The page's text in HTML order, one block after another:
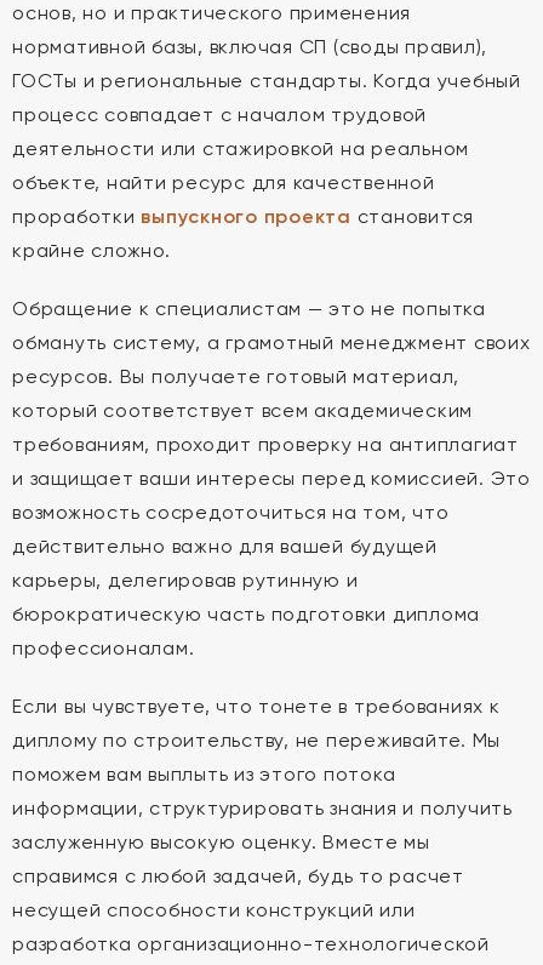
основ, но и практического применения
нормативной базы, включая СП (своды правил),
ГОСТы и региональные стандарты. Когда учебный
процесс совпадает с началом трудовой
деятельности или стажировкой на реальном
объекте, найти ресурс для качественной
проработки выпускного проекта становится
крайне сложно.
Обращение к специалистам — это не попытка
обмануть систему, а грамотный менеджмент своих
ресурсов. Вы получаете готовый материал,
который соответствует всем академическим
требованиям, проходит проверку на антиплагиат
и защищает ваши интересы перед комиссией. Это
возможность сосредоточиться на том, что
действительно важно для вашей будущей
карьеры, делегировав рутинную и
бюрократическую часть подготовки диплома
профессионалам.
Если вы чувствуете, что тонете в требованиях к
диплому по строительству, не переживайте. Мы
поможем вам выплыть из этого потока
информации, структурировать знания и получить
заслуженную высокую оценку. Вместе мы
справимся с любой задачей, будь то расчет
несущей способности конструкций или
разработка организационно-технологической